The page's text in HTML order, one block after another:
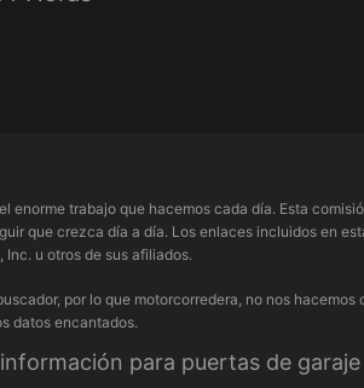
enorme trabajo que hacemos cada día. Esta
que crezca día a día. Los enlaces incluidos en
u otros de sus afiliados.
por lo que motorcorredera, no nos hacemos
datos encantados.
para puertas de garaje